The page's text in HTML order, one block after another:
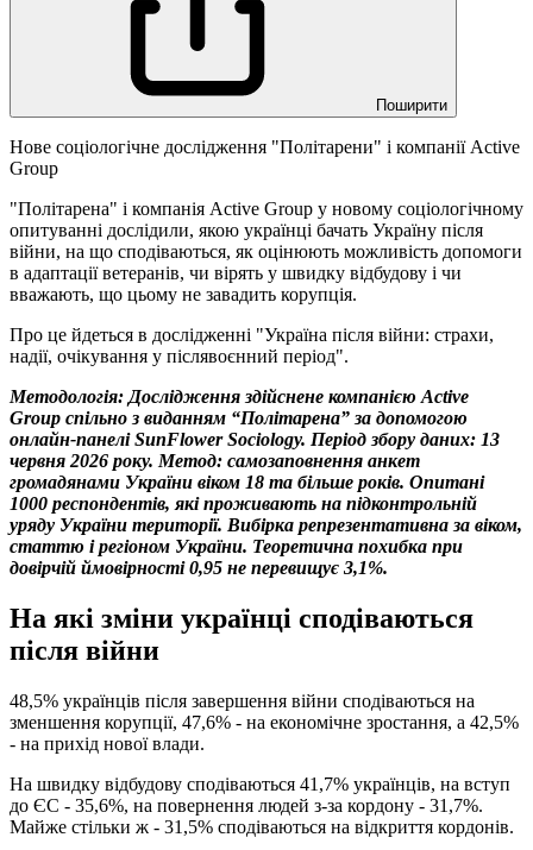
Поширити
Нове соціологічне дослідження "Політарени" і компанії Active
Group
"Політарена" і компанія Active Group у новому соціологічному
опитуванні дослідили, якою українці бачать Україну після
війни, на що сподіваються, як оцінюють можливість допомоги
в адаптації ветеранів, чи вірять у швидку відбудову і чи
вважають, що цьому не завадить корупція.
Про це йдеться в дослідженні "Україна після війни: страхи,
надії, очікування у післявоєнний період".
Методологія: Дослідження здійснене компанією Active
Group спільно з виданням “Політарена” за допомогою
онлайн-панелі SunFlower Sociology. Період збору даних: 13
червня 2026 року. Метод: самозаповнення анкет
громадянами України віком 18 та більше років. Опитані
1000 респондентів, які проживають на підконтрольній
уряду України території. Вибірка репрезентативна за віком,
статтю і регіоном України. Теоретична похибка при
довірчій ймовірності 0,95 не перевищує 3,1%.
На які зміни українці сподіваються
після війни
48,5% українців після завершення війни сподіваються на
зменшення корупції, 47,6% - на економічне зростання, а 42,5%
- на прихід нової влади.
На швидку відбудову сподіваються 41,7% українців, на вступ
до ЄС - 35,6%, на повернення людей з-за кордону - 31,7%.
Майже стільки ж - 31,5% сподіваються на відкриття кордонів.